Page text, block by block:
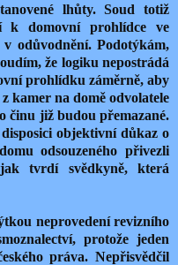
lhůty. Soud totiž
k domovní prohlídce ve
odůvodnění. Podotýkám,
že logiku nepostrádá
prohlídku záměrně, aby
kamer na domě odvolatele
činu již budou přemazané.
objektivní důkaz o
odsouzeného přivezli
tvrdí svědkyně, která
neprovedení revizního
protože jeden
práva. Nepřisvědčil